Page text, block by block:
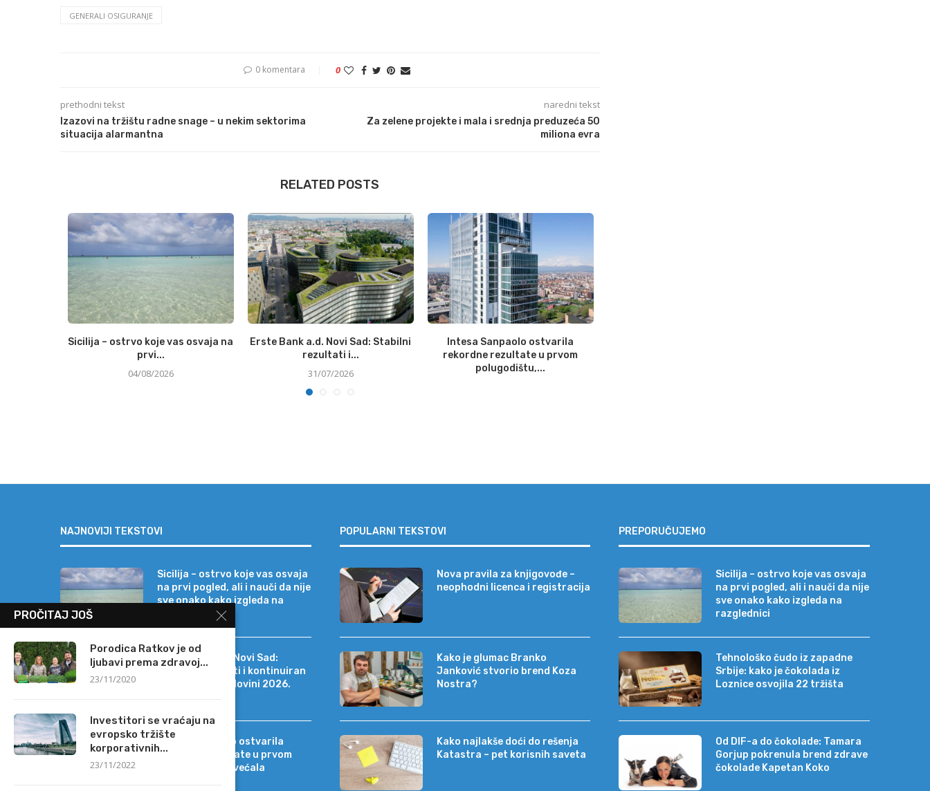
GENERALI OSIGURANJE
0 komentara 0
prethodni tekst
Izazovi na tržištu radne snage – u nekim sektorima
situacija alarmantna
naredni tekst
Za zelene projekte i mala i srednja preduzeća 50
miliona evra
RELATED POSTS
Sicilija – ostrvo koje vas osvaja na
prvi...
04/08/2026
Erste Bank a.d. Novi Sad: Stabilni
rezultati i...
31/07/2026
Intesa Sanpaolo ostvarila
rekordne rezultate u prvom
polugodištu,...
NAJNOVIJI TEKSTOVI
Sicilija – ostrvo koje vas osvaja
na prvi pogled, ali i nauči da nije
sve onako kako izgleda na
Erste Bank a.d. Novi Sad:
Stabilni rezultati i kontinuiran
rast i u prvoj polovini 2026.
Intesa Sanpaolo ostvarila
rekordne rezultate u prvom
polugodištu, povećala
POPULARNI TEKSTOVI
Nova pravila za knjigovođe –
neophodni licenca i registracija
Kako je glumac Branko
Janković stvorio brend Koza
Nostra?
Kako najlakše doći do rešenja
Katastra – pet korisnih saveta
PREPORUČUJEMO
Sicilija – ostrvo koje vas osvaja
na prvi pogled, ali i nauči da nije
sve onako kako izgleda na
razglednici
Tehnološko čudo iz zapadne
Srbije: kako je čokolada iz
Loznice osvojila 22 tržišta
Od DIF-a do čokolade: Tamara
Gorjup pokrenula brend zdrave
čokolade Kapetan Koko
PROČITAJ JOŠ
Porodica Ratkov je od
ljubavi prema zdravoj...
23/11/2020
Investitori se vraćaju na
evropsko tržište
korporativnih...
23/11/2022